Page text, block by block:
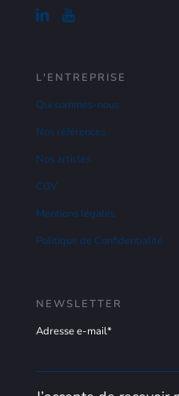
L'ENTREPRISE
Qui sommes-nous
Nos références
Nos articles
CGV
Mentions légales
Politique de Confidentialité
NEWSLETTER
Adresse e-mail*